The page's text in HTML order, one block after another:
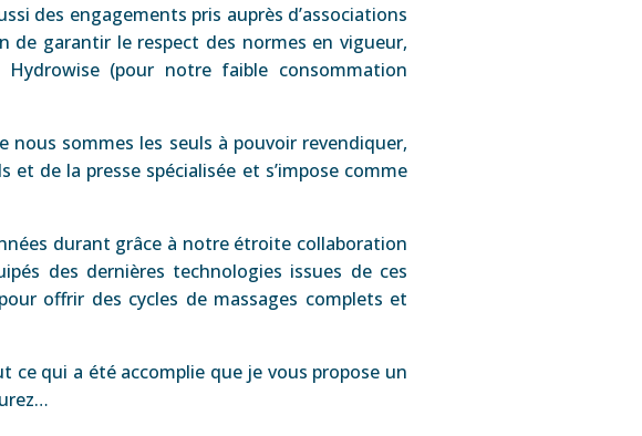
des engagements pris auprès d’associations
de garantir le respect des normes en vigueur,
Hydrowise (pour notre faible consommation
nous sommes les seuls à pouvoir revendiquer,
de la presse spécialisée et s’impose comme
durant grâce à notre étroite collaboration
des dernières technologies issues de ces
offrir des cycles de massages complets et
ce qui a été accomplie que je vous propose un